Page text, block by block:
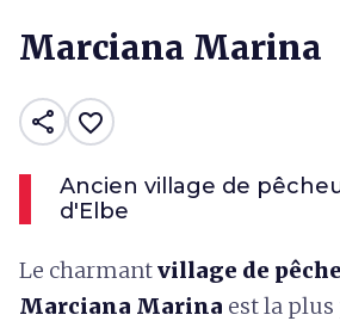
Marciana Marina
share favorite_border
Ancien village de
d'Elbe
Le charmantvillage de
Marciana Marina est la